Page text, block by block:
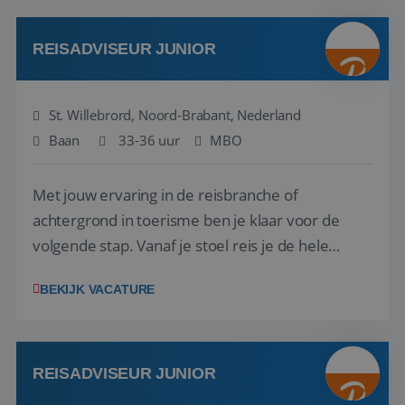
klanten te overtuigen om die droomreis te
boeken! ...
REISADVISEUR JUNIOR
St. Willebrord, Noord-Brabant, Nederland
Baan
33-36 uur MBO
Met jouw ervaring in de reisbranche of
achtergrond in toerisme ben je klaar voor de
volgende stap. Vanaf je stoel reis je de hele
wensen van je team, je klant en wat er in de
klanten te overtuigen om die droomreis te
boeken! ...
BEKIJK VACATURE
REISADVISEUR JUNIOR